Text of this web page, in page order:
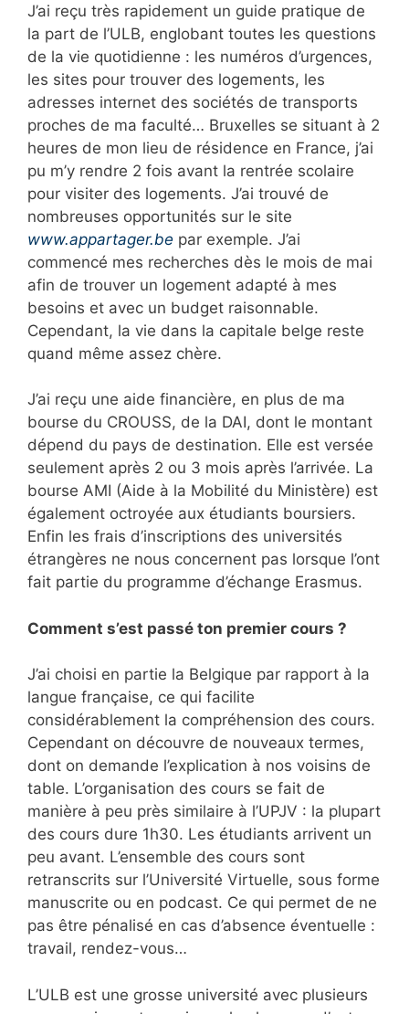
J’ai reçu très rapidement un guide pratique de
la part de l’ULB, englobant toutes les questions
de la vie quotidienne : les numéros d’urgences,
les sites pour trouver des logements, les
adresses internet des sociétés de transports
proches de ma faculté… Bruxelles se situant à 2
heures de mon lieu de résidence en France, j’ai
pu m’y rendre 2 fois avant la rentrée scolaire
pour visiter des logements. J’ai trouvé de
nombreuses opportunités sur le site
www.appartager.be par exemple. J’ai
commencé mes recherches dès le mois de mai
afin de trouver un logement adapté à mes
besoins et avec un budget raisonnable.
Cependant, la vie dans la capitale belge reste
quand même assez chère.
J’ai reçu une aide financière, en plus de ma
bourse du CROUSS, de la DAI, dont le montant
dépend du pays de destination. Elle est versée
seulement après 2 ou 3 mois après l’arrivée. La
bourse AMI (Aide à la Mobilité du Ministère) est
également octroyée aux étudiants boursiers.
Enfin les frais d’inscriptions des universités
étrangères ne nous concernent pas lorsque l’ont
fait partie du programme d’échange Erasmus.
Comment s’est passé ton premier cours ?
J’ai choisi en partie la Belgique par rapport à la
langue française, ce qui facilite
considérablement la compréhension des cours.
Cependant on découvre de nouveaux termes,
dont on demande l’explication à nos voisins de
table. L’organisation des cours se fait de
manière à peu près similaire à l’UPJV : la plupart
des cours dure 1h30. Les étudiants arrivent un
peu avant. L’ensemble des cours sont
retranscrits sur l’Université Virtuelle, sous forme
manuscrite ou en podcast. Ce qui permet de ne
pas être pénalisé en cas d’absence éventuelle :
travail, rendez-vous…
L’ULB est une grosse université avec plusieurs